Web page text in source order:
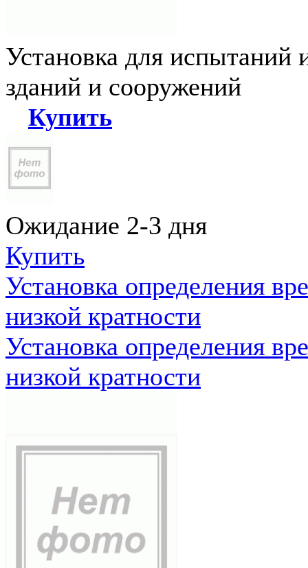
Установка для испытаний
зданий и сооружений
Купить
Ожидание 2-3 дня
Купить
Установка определения
низкой кратности
Установка определения
низкой кратности